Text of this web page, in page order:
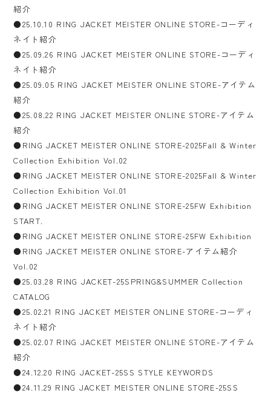
紹介
●25.10.10 RING JACKET MEISTER ONLINE STORE-コーディ
ネイト紹介
●25.09.26 RING JACKET MEISTER ONLINE STORE-コーディ
ネイト紹介
●25.09.05 RING JACKET MEISTER ONLINE STORE-アイテム
紹介
●25.08.22 RING JACKET MEISTER ONLINE STORE-アイテム
紹介
●RING JACKET MEISTER ONLINE STORE-2025Fall & Winter
Collection Exhibition Vol.02
●RING JACKET MEISTER ONLINE STORE-2025Fall & Winter
Collection Exhibition Vol.01
●RING JACKET MEISTER ONLINE STORE-25FW Exhibition
START.
●RING JACKET MEISTER ONLINE STORE-25FW Exhibition
●RING JACKET MEISTER ONLINE STORE-アイテム紹介
Vol.02
●25.03.28 RING JACKET-25SPRING&SUMMER Collection
CATALOG
●25.02.21 RING JACKET MEISTER ONLINE STORE-コーディ
ネイト紹介
●25.02.07 RING JACKET MEISTER ONLINE STORE-アイテム
紹介
●24.12.20 RING JACKET-25SS STYLE KEYWORDS
●24.11.29 RING JACKET MEISTER ONLINE STORE-25SS